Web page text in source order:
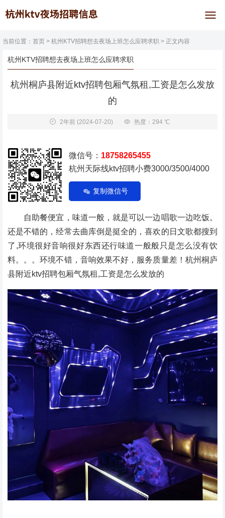
当前位置： 首页 > 杭州KTV招聘想去夜场上班怎么应聘求职 > 正文内容
杭州KTV招聘想去夜场上班怎么应聘求职
杭州桐庐县附近ktv招聘包厢气氛租,工资是怎么发放
的
2年前(2024-07-20) 热度：294 ℃
微信号： 18758265455
杭州天际线ktv招聘小费3000/3500/4000
复制微信号
自助餐便宜，味道一般，就是可以一边唱歌一边吃饭。
还是不错的，经常去曲库倒是挺全的，喜欢的日文歌都搜到
了,环境很好音响很好东西还行味道一般般只是怎么没有饮
料。。。环境不错，音响效果不好，服务质量差！杭州桐庐
县附近ktv招聘包厢气氛租,工资是怎么发放的